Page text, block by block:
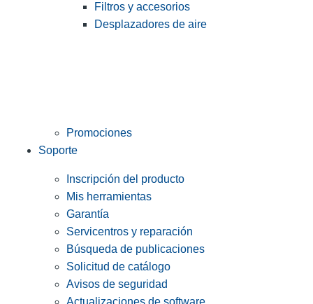
Filtros y accesorios
Desplazadores de aire
Promociones
Soporte
Inscripción del producto
Mis herramientas
Garantía
Servicentros y reparación
Búsqueda de publicaciones
Solicitud de catálogo
Avisos de seguridad